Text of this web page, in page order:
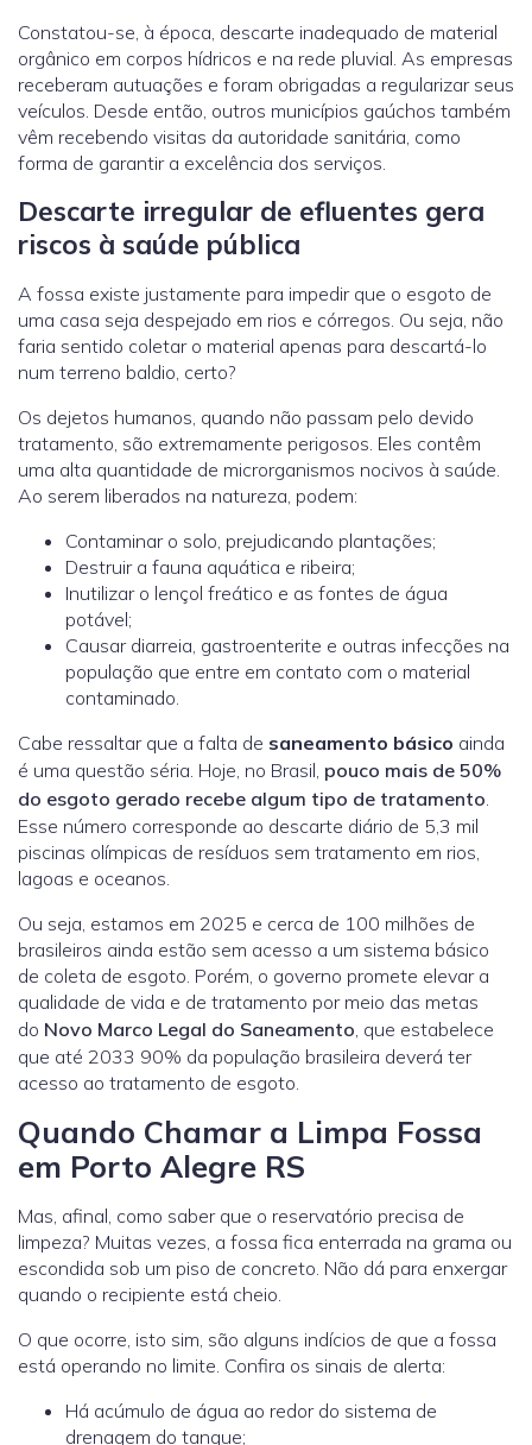
Constatou-se, à época, descarte inadequado de material
orgânico em corpos hídricos e na rede pluvial. As empresas
receberam autuações e foram obrigadas a regularizar seus
veículos. Desde então, outros municípios gaúchos também
vêm recebendo visitas da autoridade sanitária, como
forma de garantir a excelência dos serviços.
Descarte irregular de efluentes gera
riscos à saúde pública
A fossa existe justamente para impedir que o esgoto de
uma casa seja despejado em rios e córregos. Ou seja, não
faria sentido coletar o material apenas para descartá-lo
num terreno baldio, certo?
Os dejetos humanos, quando não passam pelo devido
tratamento, são extremamente perigosos. Eles contêm
uma alta quantidade de microrganismos nocivos à saúde.
Ao serem liberados na natureza, podem:
Contaminar o solo, prejudicando plantações;
Destruir a fauna aquática e ribeira;
Inutilizar o lençol freático e as fontes de água
potável;
Causar diarreia, gastroenterite e outras infecções na
população que entre em contato com o material
contaminado.
Cabe ressaltar que a falta de saneamento básico ainda
é uma questão séria. Hoje, no Brasil, pouco mais de 50%
do esgoto gerado recebe algum tipo de tratamento
Esse número corresponde ao descarte diário de 5,3 mil
piscinas olímpicas de resíduos sem tratamento em rios,
lagoas e oceanos.
Ou seja, estamos em 2025 e cerca de 100 milhões de
brasileiros ainda estão sem acesso a um sistema básico
de coleta de esgoto. Porém, o governo promete elevar a
qualidade de vida e de tratamento por meio das metas
do Novo Marco Legal do Saneamento , que estabelece
que até 2033 90% da população brasileira deverá ter
acesso ao tratamento de esgoto.
Quando Chamar a Limpa Fossa
em Porto Alegre RS
Mas, afinal, como saber que o reservatório precisa de
limpeza? Muitas vezes, a fossa fica enterrada na grama ou
escondida sob um piso de concreto. Não dá para enxergar
quando o recipiente está cheio.
O que ocorre, isto sim, são alguns indícios de que a fossa
está operando no limite. Confira os sinais de alerta:
Há acúmulo de água ao redor do sistema de
drenagem do tanque;